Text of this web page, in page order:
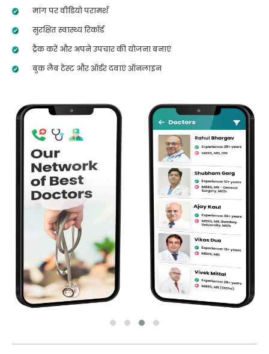
मांग पर वीडियो परामर्श
सुरक्षित स्वास्थ्य रिकॉर्ड
ट्रैक करें और अपने उपचार की योजना बनाएं
बुक लैब टेस्ट और ऑर्डर दवाएं ऑनलाइन